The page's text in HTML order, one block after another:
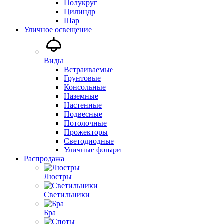
Полукруг
Цилиндр
Шар
Уличное освещение
Виды
Встраиваемые
Грунтовые
Консольные
Наземные
Настенные
Подвесные
Потолочные
Прожекторы
Светодиодные
Уличные фонари
Распродажа
Люстры
Светильники
Бра